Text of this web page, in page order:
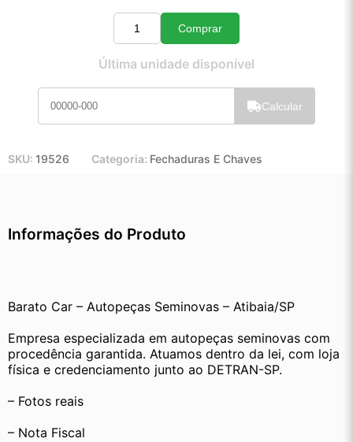
10x de R$ 21,42
11x de R$ 19,68
Quantidade
Comprar
Última unidade disponível
Calcular
SKU: 19526 Categoria: Fechaduras E Chaves
Informações do Produto
Barato Car – Autopeças Seminovas – Atibaia/SP
Empresa especializada em autopeças seminovas com
procedência garantida. Atuamos dentro da lei, com loja
física e credenciamento junto ao DETRAN-SP.
– Fotos reais
– Nota Fiscal